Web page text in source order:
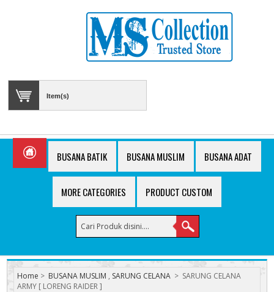
Item(s)
BUSANA BATIK BUSANA MUSLIM BUSANA ADAT
MORE CATEGORIES PRODUCT CUSTOM
Home > BUSANA MUSLIM , SARUNG CELANA > SARUNG CELANA
ARMY [ LORENG RAIDER ]